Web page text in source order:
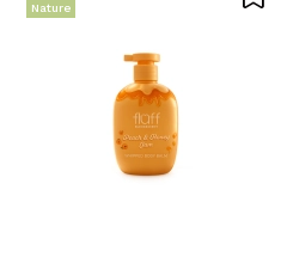
Nature